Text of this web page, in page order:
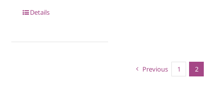
Details
Previous 1 2